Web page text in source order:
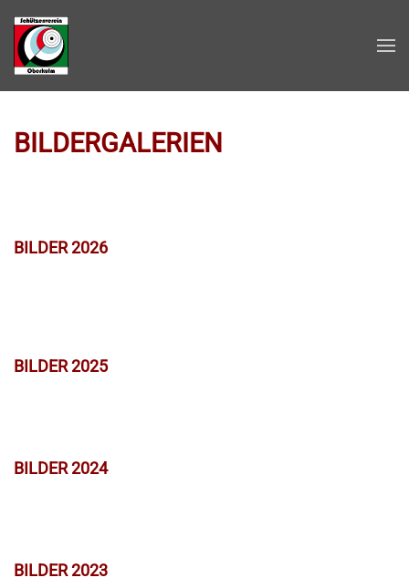
Zum Hauptinhalt springen
BILDERGALERIEN
BILDER 2026
BILDER 2025
BILDER 2024
BILDER 2023